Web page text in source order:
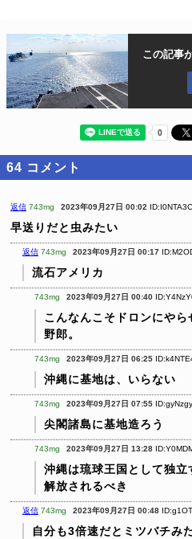
この記事
64 コメント
返信 743mg 2023年09月27日 00:02
早送りだと虫みたい
返信 743mg 2023年09月27日 00:17
流石アメリカ
743mg 2023年09月27日 00:40
こんなんこそドロンにや
野郎。
743mg 2023年09月27日 06:25
沖縄に基地は、いらない
743mg 2023年09月27日 07:55
尖閣諸島に基地造ろう
743mg 2023年09月27日 13:28
沖縄は琉球王国として独立
解放されるべき
返信 743mg 2023年09月27日 00:48
自分も3倍速だとミツバチみ